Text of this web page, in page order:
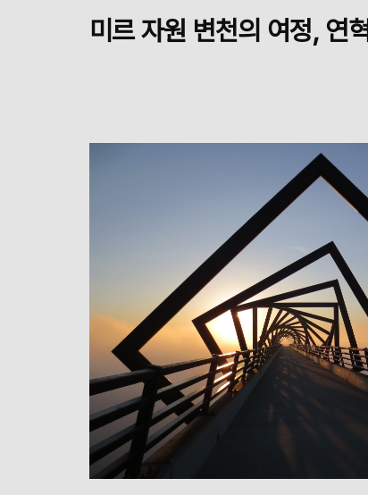
미르 자원 변천의 여정, 연혁